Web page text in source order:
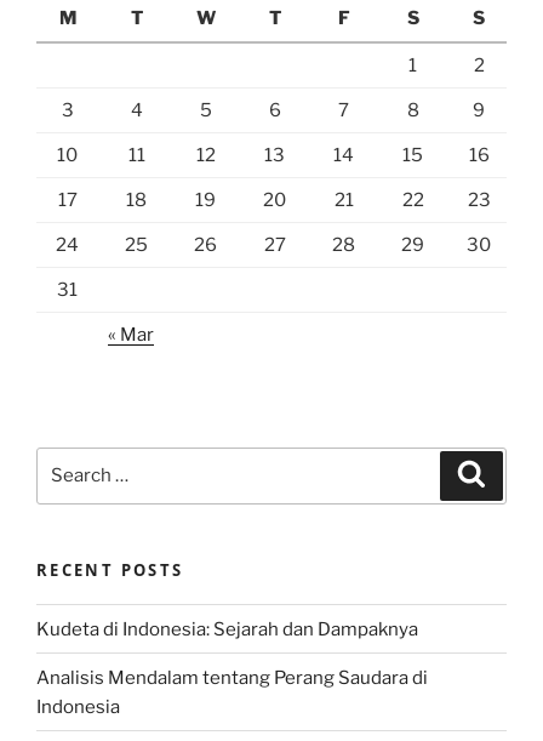
M
T W T F S S
1 2
3 4 5 6 7 8 9
10 11 12 13 14 15 16
17 18 19 20 21 22 23
24 25 26 27 28 29 30
31
« Mar
RECENT POSTS
Kudeta di Indonesia: Sejarah dan Dampaknya
Analisis Mendalam tentang Perang Saudara di
Indonesia